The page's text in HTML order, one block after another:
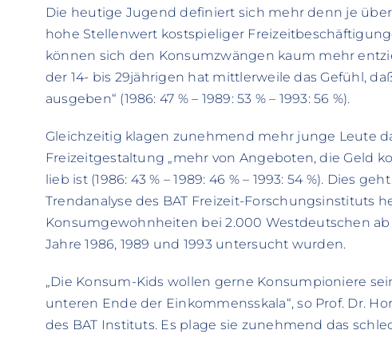
Die heutige Jugend definiert sich mehr denn je
hohe Stellenwert kostspieliger
können sich den Konsumzwängen kaum mehr
der 14- bis 29jährigen hat mittlerweile das Gefühl,
ausgeben“ (1986: 47 % – 1989: 53 % – 1993: 56 %).
Gleichzeitig klagen zunehmend mehr junge Leute
Freizeitgestaltung „mehr von Angeboten, die Geld
lieb ist (1986: 43 % – 1989: 46 % – 1993: 54 %). Dies
Trendanalyse des BAT Freizeit-Forschungsinstituts
Konsumgewohnheiten bei 2.000 Westdeutschen
Jahre 1986, 1989 und 1993 untersucht wurden.
„Die Konsum-Kids wollen gerne Konsumpioniere
unteren Ende der Einkommensskala“, so Prof. Dr.
des BAT Instituts. Es plage sie zunehmend das